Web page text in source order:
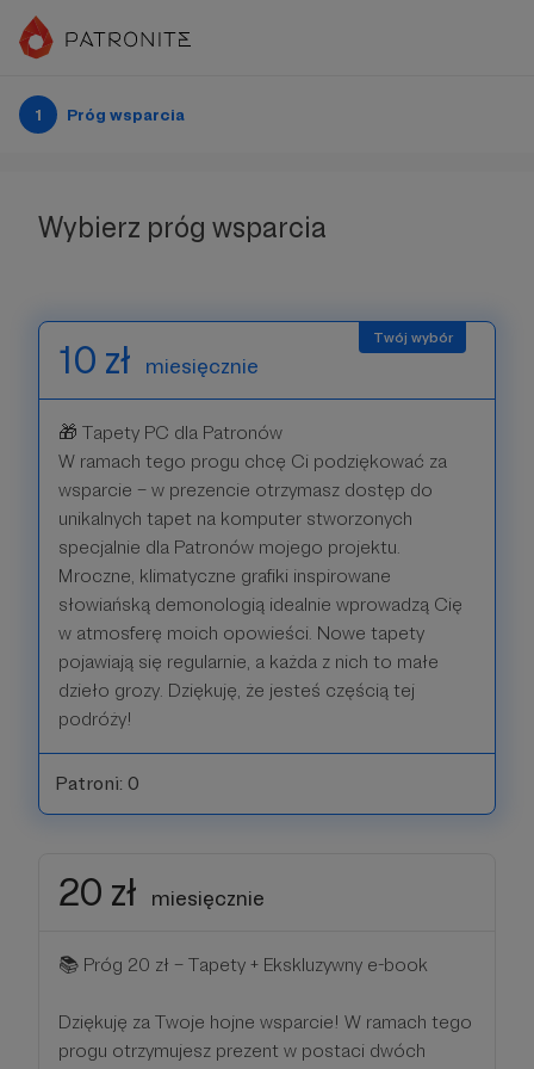
1 Próg wsparcia
Wybierz próg wsparcia
10 zł miesięcznie
🎁 Tapety PC dla Patronów
W ramach tego progu chcę Ci podziękować za
wsparcie – w prezencie otrzymasz dostęp do
unikalnych tapet na komputer stworzonych
specjalnie dla Patronów mojego projektu.
Mroczne, klimatyczne grafiki inspirowane
słowiańską demonologią idealnie wprowadzą Cię
w atmosferę moich opowieści. Nowe tapety
pojawiają się regularnie, a każda z nich to małe
dzieło grozy. Dziękuję, że jesteś częścią tej
podróży!
Patroni: 0
20 zł miesięcznie
📚 Próg 20 zł – Tapety + Ekskluzywny e-book
Dziękuję za Twoje hojne wsparcie! W ramach tego
progu otrzymujesz prezent w postaci dwóch